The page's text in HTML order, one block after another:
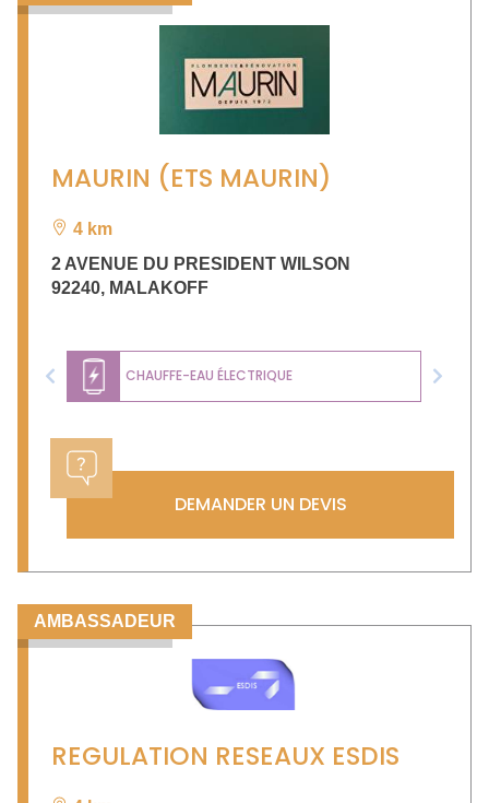
MAURIN (ETS MAURIN)
4 km
2 AVENUE DU PRESIDENT WILSON
92240, MALAKOFF
CHAUFFE-EAU ÉLECTRIQUE
Previous Next
DEMANDER UN DEVIS
AMBASSADEUR
REGULATION RESEAUX ESDIS